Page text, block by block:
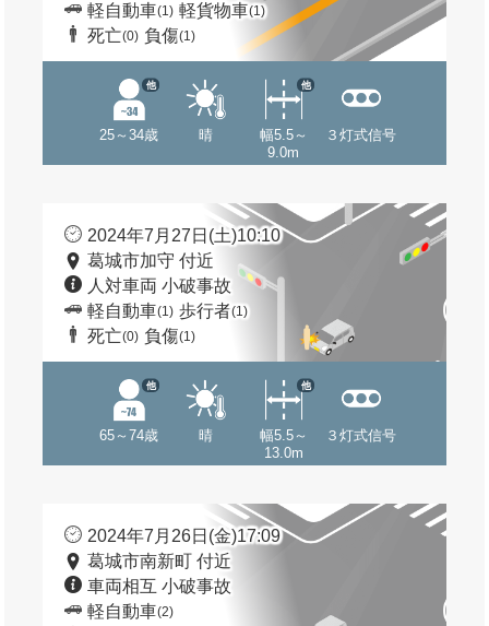
軽自動車(1) 軽貨物車(1)
死亡(0) 負傷(1)
25～34歳
他
晴
幅5.5～
9.0m
他
３灯式信号
2024年7月27日(土)10:10
葛城市加守 付近
人対車両 小破事故
軽自動車(1) 歩行者(1)
死亡(0) 負傷(1)
65～74歳
他
晴
幅5.5～
13.0m
他
３灯式信号
2024年7月26日(金)17:09
葛城市南新町 付近
車両相互 小破事故
軽自動車(2)